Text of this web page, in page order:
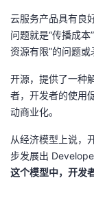
云服务产品具有良
问题就是“传播成
资源有限”的问题或
开源，提供了一种
者，开发者的使用
动商业化。
从经济模型上说，
步发展出
这个模型中，开发